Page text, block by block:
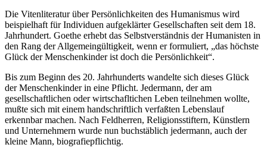
Die Vitenliteratur über Persönlichkeiten des Humanismus wird
beispielhaft für Individuen aufgeklärter Gesellschaften seit dem 18.
Jahrhundert. Goethe erhebt das Selbstverständnis der Humanisten in
den Rang der Allgemeingültigkeit, wenn er formuliert, „das höchste
Glück der Menschenkinder ist doch die Persönlichkeit“.
Bis zum Beginn des 20. Jahrhunderts wandelte sich dieses Glück
der Menschenkinder in eine Pflicht. Jedermann, der am
gesellschaftlichen oder wirtschafltichen Leben teilnehmen wollte,
mußte sich mit einem handschriftlich verfaßten Lebenslauf
erkennbar machen. Nach Feldherren, Religionsstiftern, Künstlern
und Unternehmern wurde nun buchstäblich jedermann, auch der
kleine Mann, biografiepflichtig.